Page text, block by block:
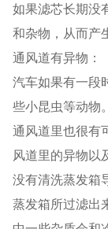
如果滤芯长期没
和杂物，从而产
通风道有异物：
汽车如果有一段
些小昆虫等动物
通风道里也很有
风道里的异物以
没有清洗蒸发箱
蒸发箱所过滤出